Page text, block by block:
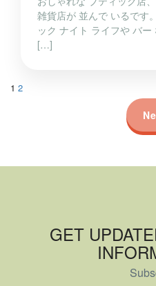
雑貨店が 並んで いるです
ック ナイト ライフや バー
[…]
1 2
GET